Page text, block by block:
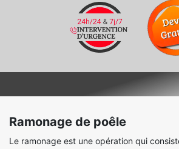
Ramonage de poêle
Le ramonage est une opération qui